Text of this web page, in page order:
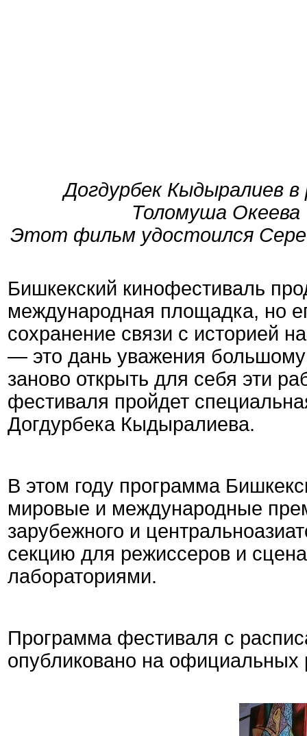
Догдурбек Кыдыралиев
Толомуша Океева
Этот фильм удостоился
Бишкекский кинофестиваль
международная площадка, но
сохранение связи с историей
— это дань уважения
заново открыть для себя эти
фестиваля пройдет
Догдурбека Кыдыралиева.
В этом году программа
мировые и международные
зарубежного и
секцию для режиссеров и
лабораториями.
Программа фестиваля с
опубликовано на официальных